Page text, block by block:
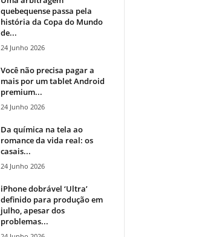
quebequense passa pela
história da Copa do Mundo
de...
24 Junho 2026
Você não precisa pagar a
mais por um tablet Android
premium...
24 Junho 2026
Da química na tela ao
romance da vida real: os
casais...
24 Junho 2026
iPhone dobrável ‘Ultra’
definido para produção em
julho, apesar dos
problemas...